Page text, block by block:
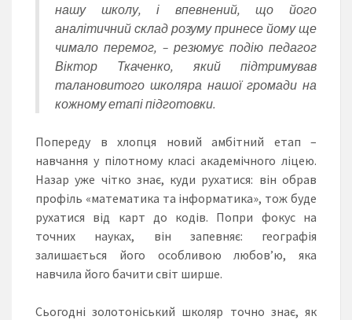
нашу школу, і впевнений, що його
аналітичний склад розуму принесе йому ще
чимало перемог, – резюмує подію педагог
Віктор Ткаченко, який підтримував
талановитого школяра нашої громади на
кожному етапі підготовки.
Попереду в хлопця новий амбітний етап –
навчання у пілотному класі академічного ліцею.
Назар уже чітко знає, куди рухатися: він обрав
профіль «математика та інформатика», тож буде
рухатися від карт до кодів. Попри фокус на
точних науках, він запевняє: географія
залишається його особливою любов’ю, яка
навчила його бачити світ ширше.
Сьогодні золотоніський школяр точно знає, як